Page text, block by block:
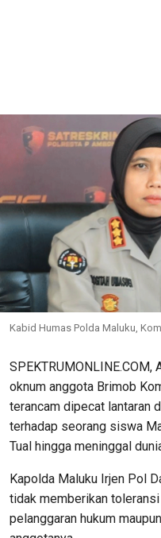
Kabid Humas Polda Maluku,
oknum anggota Brimob
terancam dipecat lantaran
terhadap seorang siswa
Tual hingga meninggal
Kapolda Maluku Irjen Pol
tidak memberikan
pelanggaran hukum